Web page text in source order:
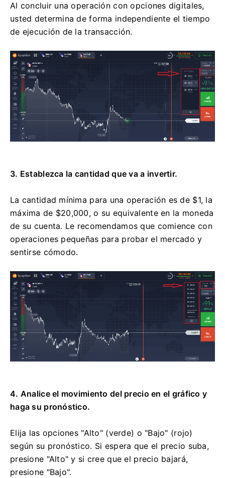
Al concluir una operación con opciones digitales,
usted determina de forma independiente el tiempo
de ejecución de la transacción.
3. Establezca la cantidad que va a invertir.
La cantidad mínima para una operación es de $1, la
máxima de $20,000, o su equivalente en la moneda
de su cuenta. Le recomendamos que comience con
operaciones pequeñas para probar el mercado y
sentirse cómodo.
4. Analice el movimiento del precio en el gráfico y
haga su pronóstico.
Elija las opciones "Alto" (verde) o "Bajo" (rojo)
según su pronóstico. Si espera que el precio suba,
presione "Alto" y si cree que el precio bajará,
presione "Bajo".